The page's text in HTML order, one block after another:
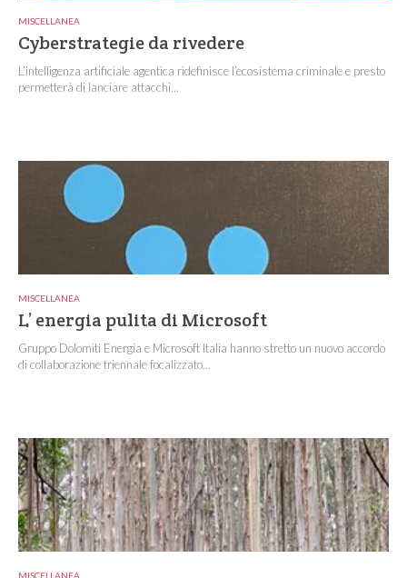
MISCELLANEA
Cyberstrategie da rivedere
L’intelligenza artificiale agentica ridefinisce l’ecosistema criminale e presto
permetterà di lanciare attacchi...
MISCELLANEA
L’ energia pulita di Microsoft
Gruppo Dolomiti Energia e Microsoft Italia hanno stretto un nuovo accordo
di collaborazione triennale focalizzato...
MISCELLANEA